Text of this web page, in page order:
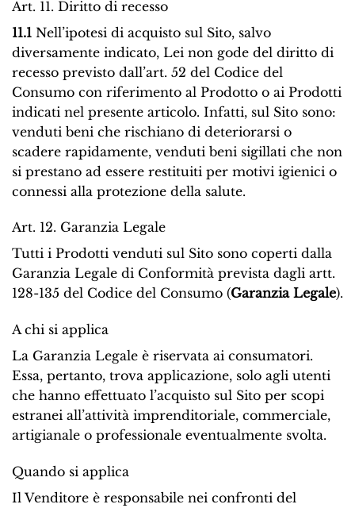
Art. 11. Diritto di recesso
11.1 Nell’ipotesi di acquisto sul Sito, salvo
diversamente indicato, Lei non gode del diritto di
recesso previsto dall’art. 52 del Codice del
Consumo con riferimento al Prodotto o ai Prodotti
indicati nel presente articolo. Infatti, sul Sito sono:
venduti beni che rischiano di deteriorarsi o
scadere rapidamente, venduti beni sigillati che non
si prestano ad essere restituiti per motivi igienici o
connessi alla protezione della salute.
Art. 12. Garanzia Legale
Tutti i Prodotti venduti sul Sito sono coperti dalla
Garanzia Legale di Conformità prevista dagli artt.
128-135 del Codice del Consumo (Garanzia Legale).
A chi si applica
La Garanzia Legale è riservata ai consumatori.
Essa, pertanto, trova applicazione, solo agli utenti
che hanno effettuato l’acquisto sul Sito per scopi
estranei all’attività imprenditoriale, commerciale,
artigianale o professionale eventualmente svolta.
Quando si applica
Il Venditore è responsabile nei confronti del